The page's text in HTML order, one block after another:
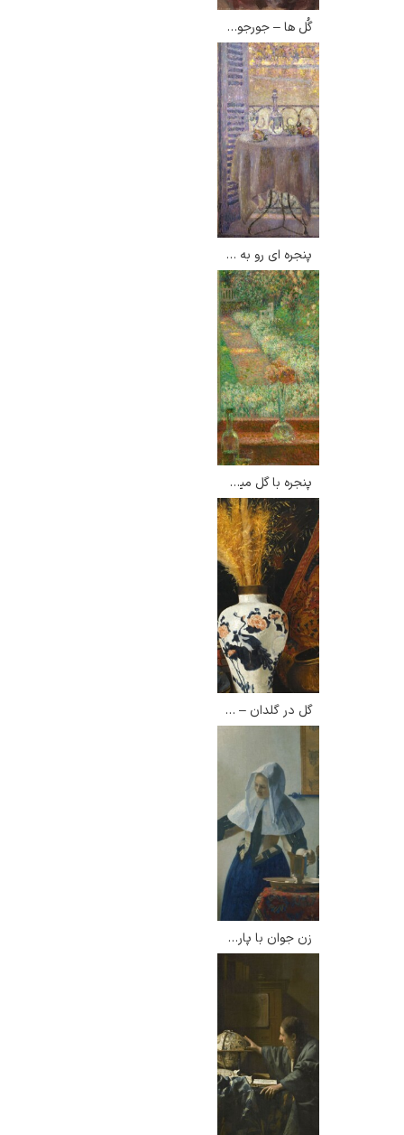
گُل ها – جورجو موراندی
پنجره ای رو به خلیج – هنری لوسیدنر
پنجره با گل میخک – هنری لوسیدنر
گل در گلدان – عثمان حمدی بیگ
زن جوان با پارچ آب – یوهانس فرمیر